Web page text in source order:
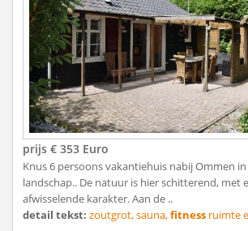
prijs € 353 Euro
Knus 6 persoons vakantiehuis nabij Ommen
landschap.. De natuur is hier schitterend, met
afwisselende karakter. Aan de ..
detail tekst: zoutgrot, sauna,fitness ruimte